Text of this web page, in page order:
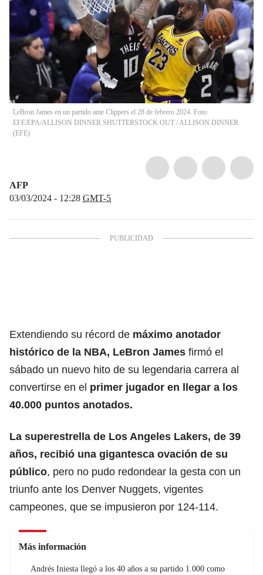
LeBron James en un partido ante Clippers el 28 de febrero 2024. Foto:
EFE/EPA/ALLISON DINNER SHUTTERSTOCK OUT /ALLISON DINNER
(EFE)
AFP
03/03/2024 - 12:28 GMT-5
Extendiendo su récord de máximo anotador
histórico de la NBA, LeBron James firmó el
sábado un nuevo hito de su legendaria carrera al
convertirse en el primer jugador en llegar a los
40.000 puntos anotados.
La superestrella de Los Angeles Lakers, de 39
años, recibió una gigantesca ovación de su
público, pero no pudo redondear la gesta con un
triunfo ante los Denver Nuggets, vigentes
campeones, que se impusieron por 124-114.
Más información
Andrés Iniesta llegó a los 40 años a su partido 1.000 como